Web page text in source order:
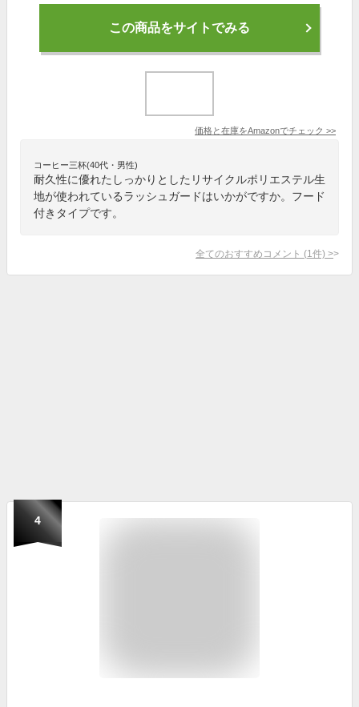
この商品をサイトでみる
価格と在庫をAmazonでチェック >>
コーヒー三杯(40代・男性)
耐久性に優れたしっかりとしたリサイクルポリエステル生
地が使われているラッシュガードはいかがですか。フード
付きタイプです。
全てのおすすめコメント (1 件) >
4